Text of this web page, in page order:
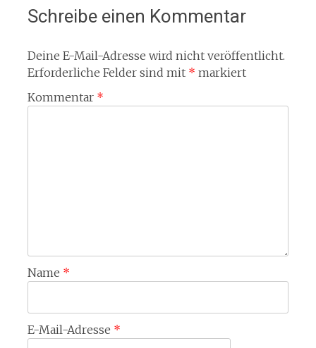
Schreibe einen Kommentar
Deine E-Mail-Adresse wird nicht veröffentlicht.
Erforderliche Felder sind mit * markiert
Kommentar *
Name *
E-Mail-Adresse *